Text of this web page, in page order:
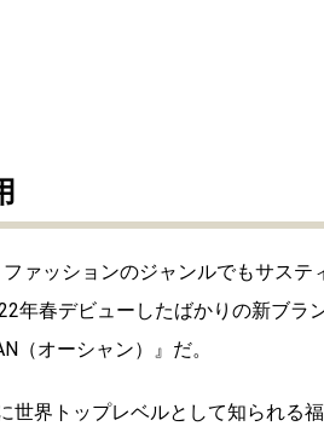
ァッションのジャンルでもサス
年春デビューしたばかりの新ブラ
（オーシャン）』だ。
世界トップレベルとして知られる